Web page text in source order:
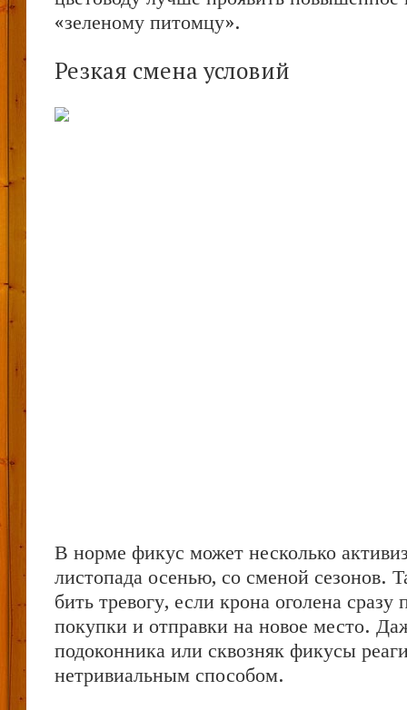
«зеленому питомцу».
Резкая смена условий
В норме фикус может несколько
листопада осенью, со сменой сезонов.
бить тревогу, если крона оголена сразу
покупки и отправки на новое место.
подоконника или сквозняк фикусы
нетривиальным способом.